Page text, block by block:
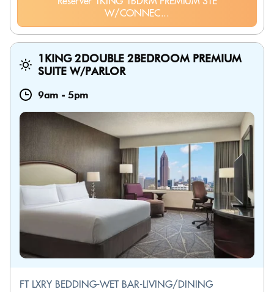
W/CONNEC...
1KING 2DOUBLE 2BEDROOM PREMIUM
SUITE W/PARLOR
9am - 5pm
FT LXRY BEDDING-WET BAR-LIVING/DINING